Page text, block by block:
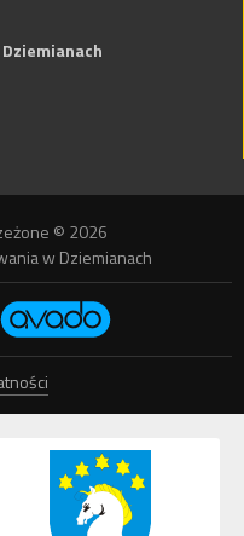
© 2026
w Dziemianach